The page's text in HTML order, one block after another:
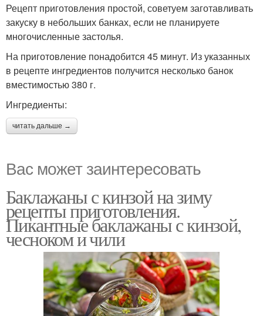
Рецепт приготовления простой, советуем заготавливать
закуску в небольших банках, если не планируете
многочисленные застолья.
На приготовление понадобится 45 минут. Из указанных
в рецепте ингредиентов получится несколько банок
вместимостью 380 г.
Ингредиенты:
читать дальше →
Вас может заинтересовать
Баклажаны с кинзой на зиму
рецепты приготовления.
Пикантные баклажаны с кинзой,
чесноком и чили